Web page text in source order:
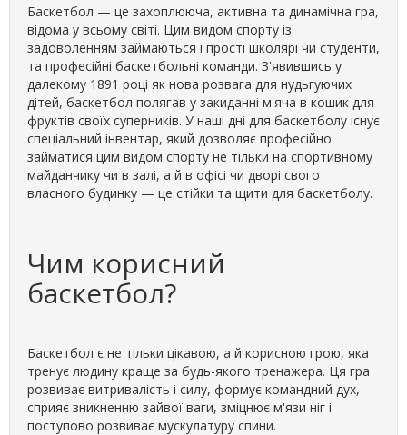
Баскетбол — це захоплююча, активна та динамічна гра,
відома у всьому світі. Цим видом спорту із
задоволенням займаються і прості школярі чи студенти,
та професійні баскетбольні команди. З'явившись у
далекому 1891 році як нова розвага для нудьгуючих
дітей, баскетбол полягав у закиданні м'яча в кошик для
фруктів своїх суперників. У наші дні для баскетболу існує
спеціальний інвентар, який дозволяє професійно
займатися цим видом спорту не тільки на спортивному
майданчику чи в залі, а й в офісі чи дворі свого
власного будинку — це стійки та щити для баскетболу.
Чим корисний
баскетбол?
Баскетбол є не тільки цікавою, а й корисною грою, яка
тренує людину краще за будь-якого тренажера. Ця гра
розвиває витривалість і силу, формує командний дух,
сприяє зникненню зайвої ваги, зміцнює м'язи ніг і
поступово розвиває мускулатуру спини.